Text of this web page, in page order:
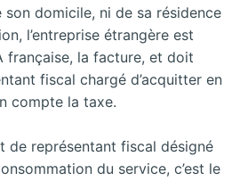
son domicile, ni de sa résidence
l’entreprise étrangère est
française, la facture, et doit
fiscal chargé d’acquitter en
compte la taxe.
de représentant fiscal désigné
du service, c’est le